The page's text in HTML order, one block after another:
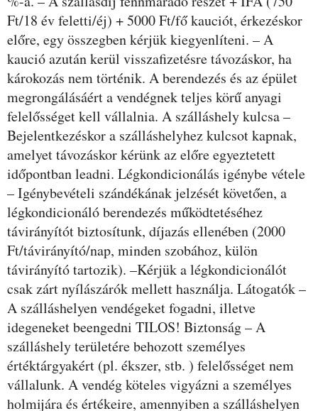
Ft/18 év feletti/éj) + 5000 Ft/fő kauciót, érkezéskor
előre, egy összegben kérjük kiegyenlíteni. – A
kaució azután kerül visszafizetésre távozáskor, ha
károkozás nem történik. A berendezés és az épület
megrongálásáért a vendégnek teljes körű anyagi
felelősséget kell vállalnia. A szálláshely kulcsa –
Bejelentkezéskor a szálláshelyhez kulcsot kapnak,
amelyet távozáskor kérünk az előre egyeztetett
időpontban leadni. Légkondicionálás igénybe vétele
– Igénybevételi szándékának jelzését követően, a
légkondicionáló berendezés működtetéséhez
távirányítót biztosítunk, díjazás ellenében (2000
Ft/távirányító/nap, minden szobához, külön
távirányító tartozik). –Kérjük a légkondicionálót
csak zárt nyílászárók mellett használja. Látogatók –
A szálláshelyen vendégeket fogadni, illetve
idegeneket beengedni TILOS! Biztonság – A
szálláshely területére behozott személyes
értéktárgyakért (pl. ékszer, stb. ) felelősséget nem
vállalunk. A vendég köteles vigyázni a személyes
holmijára és értékeire, amennyiben a szálláshelyen